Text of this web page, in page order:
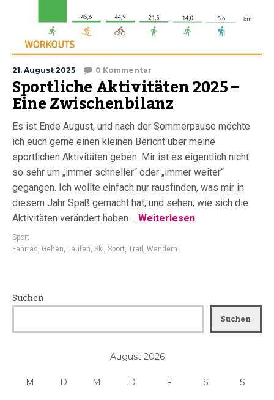
21. August 2025 0 Kommentar
Sportliche Aktivitäten 2025 –
Eine Zwischenbilanz
Es ist Ende August, und nach der Sommerpause möchte
ich euch gerne einen kleinen Bericht über meine
sportlichen Aktivitäten geben. Mir ist es eigentlich nicht
so sehr um „immer schneller“ oder „immer weiter“
gegangen. Ich wollte einfach nur rausfinden, was mir in
diesem Jahr Spaß gemacht hat, und sehen, wie sich die
Aktivitäten verändert haben.... Weiterlesen
Sport
Fahrrad , Gehen, Laufen, Ski, Sport, Trail , Wandern
Suchen
Suchen
August 2026
M D M D F S S